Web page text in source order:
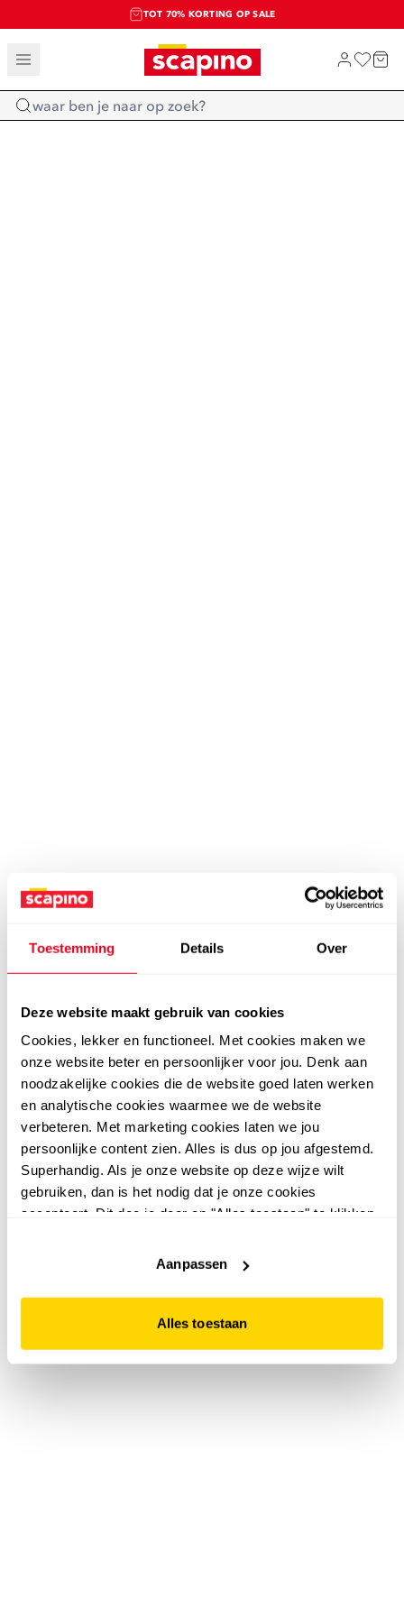
Toestemming Details Over
Deze website maakt gebruik van cookies
Cookies, lekker en functioneel. Met cookies maken we
onze website beter en persoonlijker voor jou. Denk aan
noodzakelijke cookies die de website goed laten werken
en analytische cookies waarmee we de website
verbeteren. Met marketing cookies laten we jou
persoonlijke content zien. Alles is dus op jou afgestemd.
Superhandig. Als je onze website op deze wijze wilt
gebruiken, dan is het nodig dat je onze cookies
accepteert. Dit doe je door op "Alles toestaan" te klikken.
website niet optimaal functioneert.
Aanpassen
Alles toestaan
TOT 70% KORTING OP SALE
SALE: LAATSTE KANS!
SHOP NIEUW
Home